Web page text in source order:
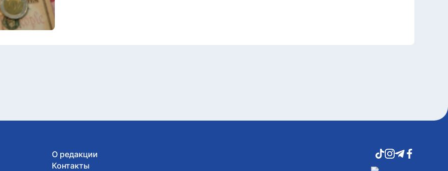
О редакции
Контакты